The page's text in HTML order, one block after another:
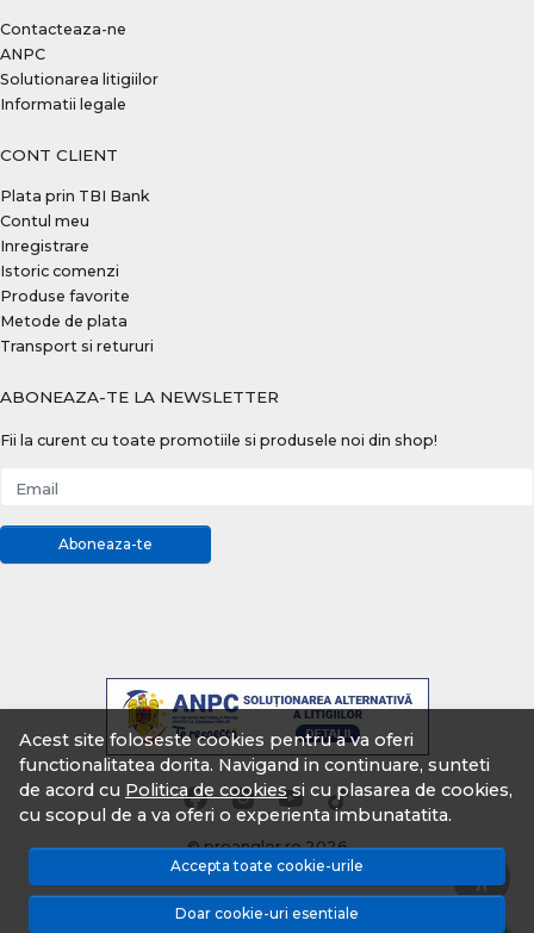
Acest site foloseste cookies pentru a va oferi
functionalitatea dorita. Navigand in continuare, sunteti
de acord cu Politica de cookiessi cu plasarea de cookies,
cu scopul de a va oferi o experienta imbunatatita.
Accepta toate cookie-urile
Doar cookie-uri esentiale
Contacteaza-ne
ANPC
Solutionarea litigiilor
Informatii legale
CONT CLIENT
Plata prin TBI Bank
Contul meu
Inregistrare
Istoric comenzi
Produse favorite
Metode de plata
Transport si retururi
ABONEAZA-TE LA NEWSLETTER
Fii la curent cu toate promotiile si produsele noi din shop!
Email
Aboneaza-te
© proangler.ro 2026
Magazin online creat cu MerchantPro